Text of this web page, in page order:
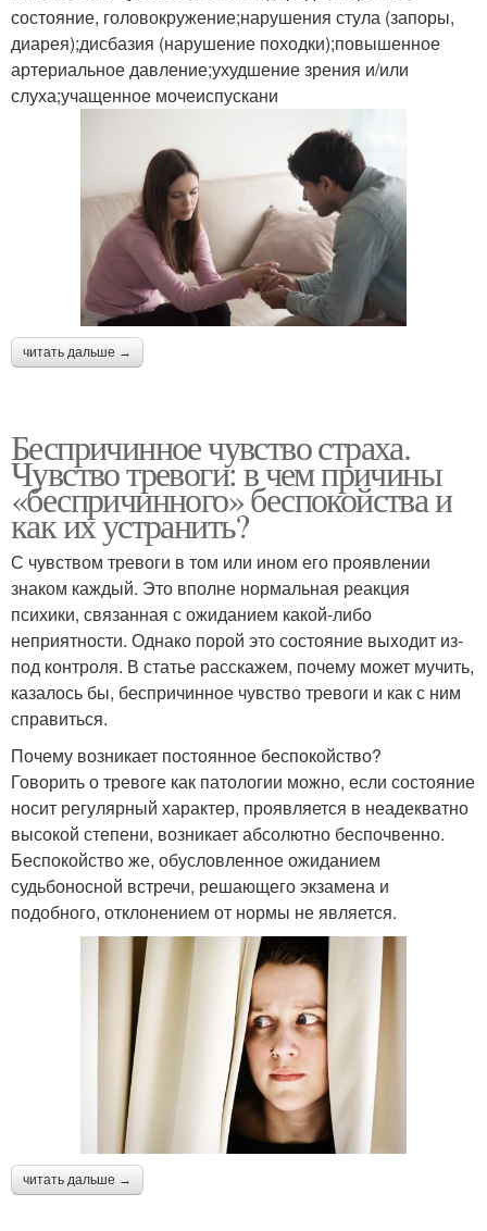
состояние, головокружение;нарушения стула (запоры,
диарея);дисбазия (нарушение походки);повышенное
артериальное давление;ухудшение зрения и/или
слуха;учащенное мочеиспускани
читать дальше →
Беспричинное чувство страха.
Чувство тревоги: в чем причины
«беспричинного» беспокойства и
как их устранить?
С чувством тревоги в том или ином его проявлении
знаком каждый. Это вполне нормальная реакция
психики, связанная с ожиданием какой-либо
неприятности. Однако порой это состояние выходит из-
под контроля. В статье расскажем, почему может мучить,
казалось бы, беспричинное чувство тревоги и как с ним
справиться.
Почему возникает постоянное беспокойство?
Говорить о тревоге как патологии можно, если состояние
носит регулярный характер, проявляется в неадекватно
высокой степени, возникает абсолютно беспочвенно.
Беспокойство же, обусловленное ожиданием
судьбоносной встречи, решающего экзамена и
подобного, отклонением от нормы не является.
читать дальше →